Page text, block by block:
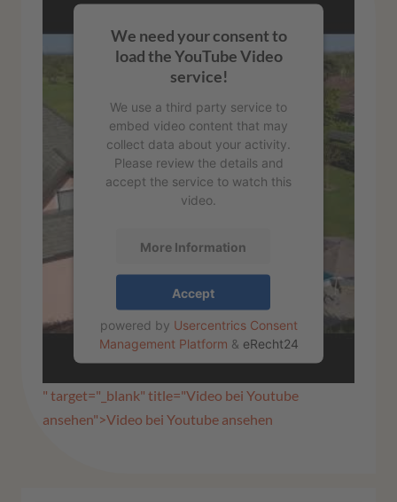
We need your consent to
load the YouTube Video
service!
We use a third party service to
embed video content that may
collect data about your activity.
Please review the details and
accept the service to watch this
video.
More Information
Accept
powered by Usercentrics Consent
Management Platform & eRecht24
" target="_blank" title="Video bei Youtube
ansehen">Video bei Youtube ansehen